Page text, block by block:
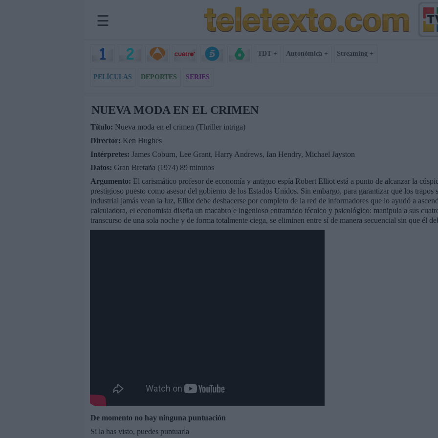
☰
TDT + Autonómica + Streaming +
PELÍCULAS DEPORTES SERIES
NUEVA MODA EN EL CRIMEN
Título: Nueva moda en el crimen (Thriller intriga)
Director: Ken Hughes
Intérpretes: James Coburn, Lee Grant, Harry Andrews, Ian Hendry, Michael Jayston
Datos: Gran Bretaña (1974) 89 minutos
Argumento: El carismático profesor de economía y antiguo espía Robert Elliot está a punto de alcanzar la
prestigioso puesto como asesor del gobierno de los Estados Unidos. Sin embargo, para garantizar que los trapos
industrial jamás vean la luz, Elliot debe deshacerse por completo de la red de informadores que lo ayudó a
calculadora, el economista diseña un macabro e ingenioso entramado técnico y psicológico: manipula a sus
transcurso de una sola noche y de forma totalmente ciega, se eliminen entre sí de manera secuencial sin que él
De momento no hay ninguna puntuación
Si la has visto, puedes puntuarla